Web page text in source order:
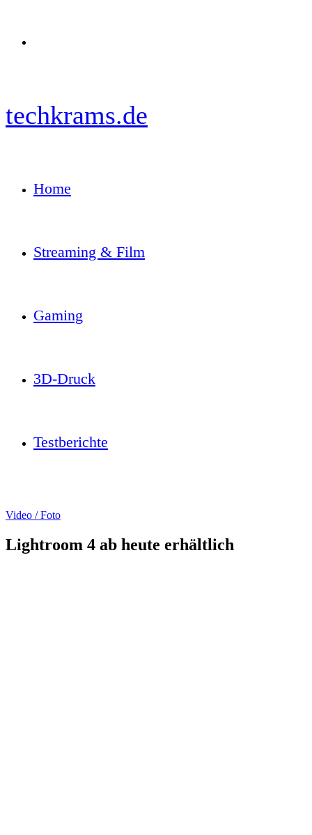
techkrams.de
Home
Streaming & Film
Gaming
3D-Druck
Testberichte
Video / Foto
Lightroom 4 ab heute erhältlich